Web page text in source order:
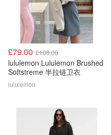
£79.00 £108.00
lululemon Lululemon Brushed
Softstreme 半拉链卫衣
lululemon